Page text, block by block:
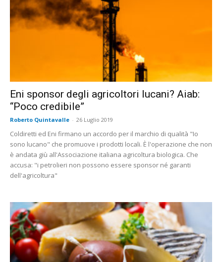
Eni sponsor degli agricoltori lucani? Aiab:
“Poco credibile”
Roberto Quintavalle - 26 Luglio 2019
Coldiretti ed Eni firmano un accordo per il marchio di qualità "Io
sono lucano" che promuove i prodotti locali. È l'operazione che non
è andata giù all'Associazione italiana agricoltura biologica. Che
accusa: "i petrolieri non possono essere sponsor né garanti
dell'agricoltura"